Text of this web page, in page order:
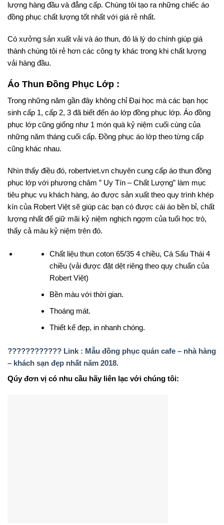
lượng hàng đầu và đẳng cấp. Chúng tôi tạo ra những chiếc áo
đồng phục chất lượng tốt nhất với giá rẻ nhất.
Có xưởng sản xuất vải và áo thun, đó là lý do chính giúp giá
thành chúng tôi rẻ hơn các công ty khác trong khi chất lượng
vải hàng đầu.
Áo Thun Đồng Phục Lớp :
Trong những năm gần đây không chỉ Đại học mà các bạn học
sinh cấp 1, cấp 2, 3 đã biết đến áo lớp đồng phục lớp. Áo đồng
phục lớp cũng giống như 1 món quà kỷ niệm cuối cùng của
những năm tháng cuối cấp. Đồng phục áo lớp theo từng cấp
cũng khác nhau.
Nhìn thấy điều đó, robertviet.vn chuyên cung cấp áo thun đồng
phục lớp với phương châm ” Uy Tín – Chất Lượng” làm mục
tiêu phục vụ khách hàng, áo được sản xuất theo quy trình khép
kín của Robert Việt sẽ giúp các bạn có được cái áo bền bỉ, chất
lượng nhất để giữ mãi kỷ niệm nghịch ngợm của tuổi học trò,
thấy cả màu kỷ niệm trên đó.
Chất liệu thun coton 65/35 4 chiều, Cá Sấu Thái 4
chiều (vải được đặt dệt riêng theo quy chuẩn của
Robert Việt)
Bền màu với thời gian.
Thoáng mát.
Thiết kế đẹp, in nhanh chóng.
???????????? Link : Mẫu đồng phục quán cafe – nhà hàng
– khách sạn đẹp nhất năm 2018.
Qúy đơn vị có nhu cầu hãy liên lạc với chúng tôi: